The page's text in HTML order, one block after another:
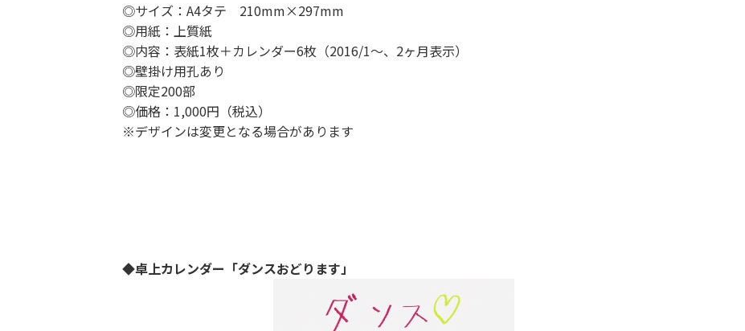
◎サイズ：A4タテ 210mm×297mm
◎用紙：上質紙
◎内容：表紙1枚＋カレンダー6枚（2016/1～、2ヶ月表示）
◎壁掛け用孔あり
◎限定200部
◎価格：1,000円（税込）
※デザインは変更となる場合があります
◆卓上カレンダー「ダンスおどります」